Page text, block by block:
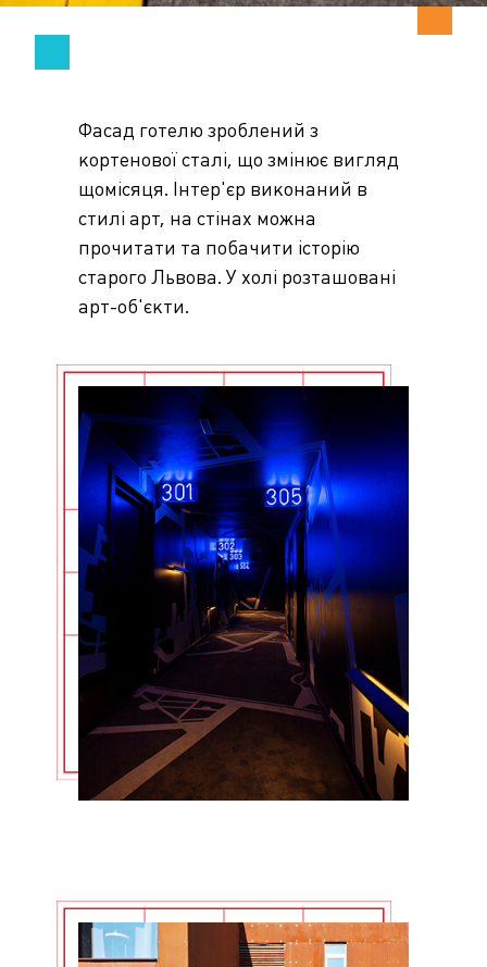
Фасад готелю зроблений з
кортенової сталі, що змінює вигляд
щомісяця. Інтер'єр виконаний в
стилі арт, на стінах можна
прочитати та побачити історію
старого Львова. У холі розташовані
арт-об'єкти.